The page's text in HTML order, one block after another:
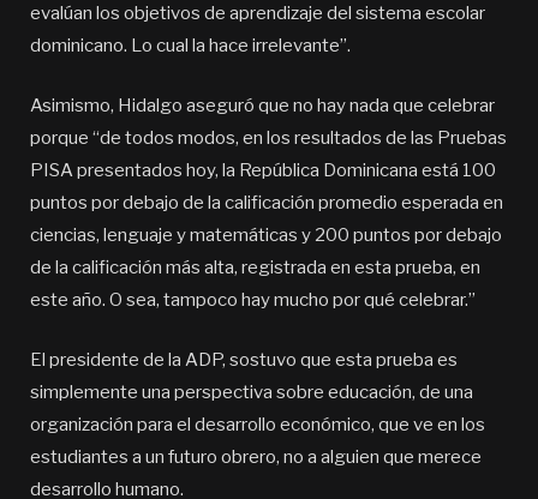
evalúan los objetivos de aprendizaje del sistema escolar
dominicano. Lo cual la hace irrelevante”.
Asimismo, Hidalgo aseguró que no hay nada que celebrar
porque “de todos modos, en los resultados de las Pruebas
PISA presentados hoy, la República Dominicana está 100
puntos por debajo de la calificación promedio esperada en
ciencias, lenguaje y matemáticas y 200 puntos por debajo
de la calificación más alta, registrada en esta prueba, en
este año. O sea, tampoco hay mucho por qué celebrar.”
El presidente de la ADP, sostuvo que esta prueba es
simplemente una perspectiva sobre educación, de una
organización para el desarrollo económico, que ve en los
estudiantes a un futuro obrero, no a alguien que merece
desarrollo humano.